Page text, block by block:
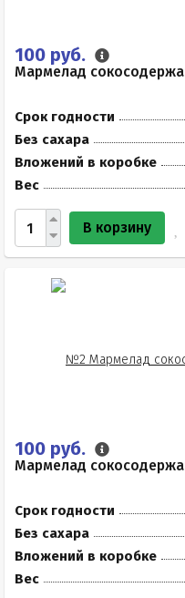
100 руб.
Мармелад
Срок годности
Без сахара
Вложений в коробке
Вес
В корзину
100 руб.
Мармелад
Срок годности
Без сахара
Вложений в коробке
Вес